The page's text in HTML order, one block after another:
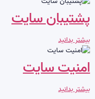
پشتیبان سایت
بیشتر بدانید
امنیت سایت
بیشتر بدانید